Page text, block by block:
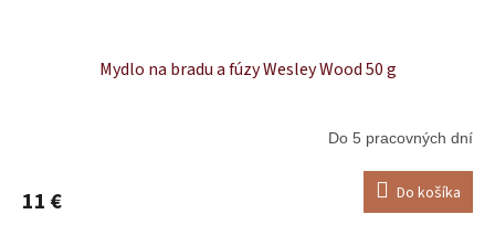
Mydlo na bradu a fúzy Wesley Wood 50 g
Do 5 pracovných dní
11 € Do košíka